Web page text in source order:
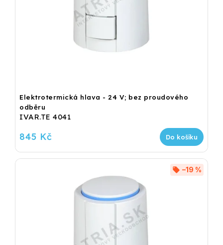
Elektrotermická hlava - 24 V; bez proudového
odběru
IVAR.TE 4041
845 Kč Do košíku
–19 %